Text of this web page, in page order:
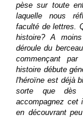
pèse sur toute
laquelle nous
faculté de lettres.
histoire? A
déroule du
commençant
histoire débute
l'héroïne est déjà
sorte que
accompagnez cet
en découvrant